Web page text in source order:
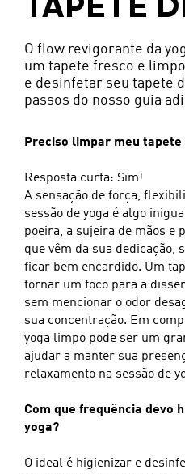
TAPETE
O flow revigorante da
um tapete fresco e
e desinfetar seu tapete
passos do nosso guia
Preciso limpar meu tapete
Resposta curta: Sim!
A sensação de força,
sessão de yoga é algo
poeira, a sujeira de mãos e
que vêm da sua dedicação,
ficar bem encardido. Um
tornar um foco para a
sem mencionar o odor
sua concentração. Em
yoga limpo pode ser um
ajudar a manter sua
relaxamento na sessão de
Com que frequência devo
yoga?
O ideal é higienizar e